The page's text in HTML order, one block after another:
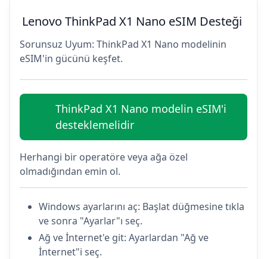
Lenovo ThinkPad X1 Nano eSIM Desteği
Sorunsuz Uyum: ThinkPad X1 Nano modelinin
eSIM'in gücünü keşfet.
ThinkPad X1 Nano modelin eSIM'i
desteklemelidir
Herhangi bir operatöre veya ağa özel
olmadığından emin ol.
Windows ayarlarını aç: Başlat düğmesine tıkla
ve sonra "Ayarlar"ı seç.
Ağ ve İnternet'e git: Ayarlardan "Ağ ve
İnternet"i seç.